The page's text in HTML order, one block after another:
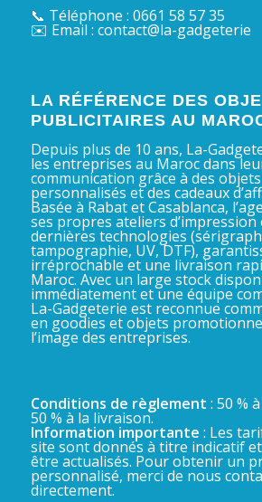
📞 Téléphone : 0661 58 57 35
✉️ Email : contact@la-gadgeterie
LA RÉFÉRENCE DES
PUBLICITAIRES AU
Depuis plus de 10 ans, La-
les entreprises au Maroc dans
communication grâce à des
personnalisés et des cadeaux
Basée à Rabat et Casablanca,
ses propres ateliers d’impression
dernières technologies
tampographie, UV, DTF),
irréprochable et une livraison
Maroc. Avec un large stock
immédiatement et une équipe
La-Gadgeterie est reconnue
en goodies et objets
l’image des entreprises.
Conditions de règlement : 50 %
50 % à la livraison.
Information importante : Les
site sont donnés à titre indicatif
être actualisés. Pour obtenir un
personnalisé, merci de nous
directement.